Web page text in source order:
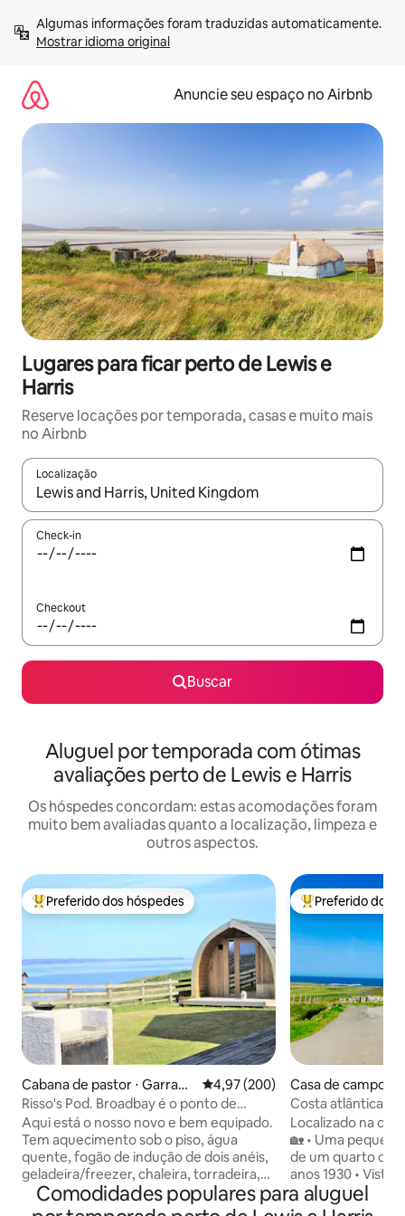
para
Mostrar idioma original
Anuncie seu espaço no Airbnb
Lugares para ficar perto de Lewis e
Harris
Reserve locações por temporada, casas e muito mais
no Airbnb
Localização
Quando os resultados estiverem disponíveis, explore-os
Check-in
Checkout
Buscar
Aluguel por temporada com ótimas
avaliações perto de Lewis e Harris
Os hóspedes concordam: estas acomodações foram
muito bem avaliadas quanto a localização, limpeza e
outros aspectos.
Entre os melhores preferidos dos hóspedes
Preferido dos hóspedes
Cabana de pastor ⋅ Garrabo
st
4,97 de uma avaliação média de
4,97 (200)
Risso's Pod. Broadbay é o ponto de
encontro dos golfinhos bebês.
Aqui está o nosso novo e bem equipado.
Tem aquecimento sob o piso, água
quente, fogão de indução de dois anéis,
geladeira/freezer, chaleira, torradeira,
cama de casal fixa e sofá-cama. Para o
seu conforto, tem vaso sanitário, pia
Entre os
Preferido dos
Casa de campo ⋅
Costa atlântica •
à beira-mar
Localizado na
🏡 • Uma pequena e aconchegante casa
de um quarto de
anos 1930 • Vistas intocadas do mar da
costa atlântica ao redor • Fora
principal na
Comodidades populares para aluguel